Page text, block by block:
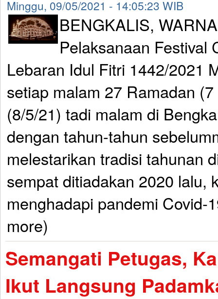
Minggu, 09/05/2021 - 14:05:23 WIB
BENGKALIS,
Pelaksanaan Festival
Lebaran Idul Fitri 1442/2021
setiap malam 27 Ramadan
(8/5/21) tadi malam di
dengan tahun-tahun
melestarikan tradisi tahunan
sempat ditiadakan 2020 lalu,
menghadapi pandemi Covid-
more)
Semangati Petugas,
Ikut Langsung